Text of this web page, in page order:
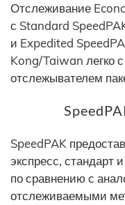
Отслеживание
с Standard
и Expedited
Kong/Taiwan легко
отслежывателем
SpeedPAK
экспресс, стандарт
по сравнению с
отслеживаемыми